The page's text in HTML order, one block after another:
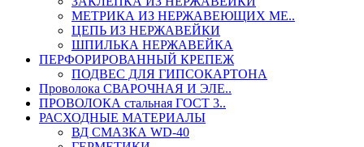
МЕТРИКА ИЗ НЕРЖАВЕЮЩИХ МЕ..
ЦЕПЬ ИЗ НЕРЖАВЕЙКИ
ШПИЛЬКА НЕРЖАВЕЙКА
ПЕРФОРИРОВАННЫЙ КРЕПЕЖ
ПОДВЕС ДЛЯ ГИПСОКАРТОНА
Проволока СВАРОЧНАЯ И ЭЛЕ..
ПРОВОЛОКА стальная ГОСТ 3..
РАСХОДНЫЕ МАТЕРИАЛЫ
ВД СМАЗКА WD-40